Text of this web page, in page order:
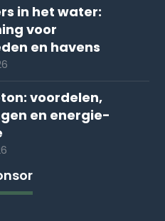
in het water:
voor
en havens
voordelen,
en energie-